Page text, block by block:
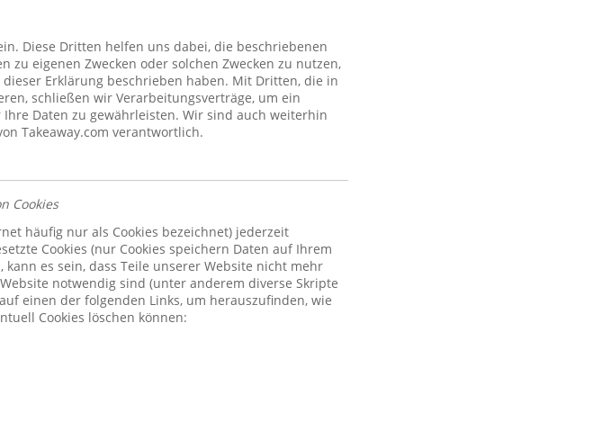
Diese Dritten helfen uns dabei, die beschriebenen
eigenen Zwecken oder solchen Zwecken zu nutzen,
Erklärung beschrieben haben. Mit Dritten, die in
schließen wir Verarbeitungsverträge, um ein
Daten zu gewährleisten. Wir sind auch weiterhin
Takeaway.com verantwortlich.
Cookies
häufig nur als Cookies bezeichnet) jederzeit
Cookies (nur Cookies speichern Daten auf Ihrem
es sein, dass Teile unserer Website nicht mehr
notwendig sind (unter anderem diverse Skripte
einen der folgenden Links, um herauszufinden, wie
Cookies löschen können: